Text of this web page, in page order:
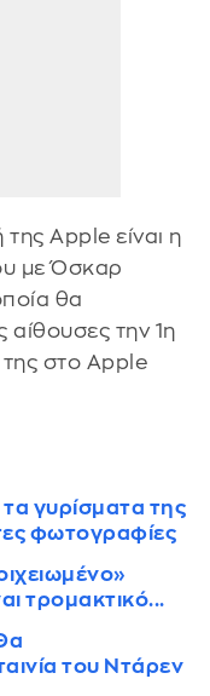
Apple είναι η
με Όσκαρ
θα
αίθουσες την 1η
στο Apple
γυρίσματα της
φωτογραφίες
τρομακτικό...
του Ντάρεν